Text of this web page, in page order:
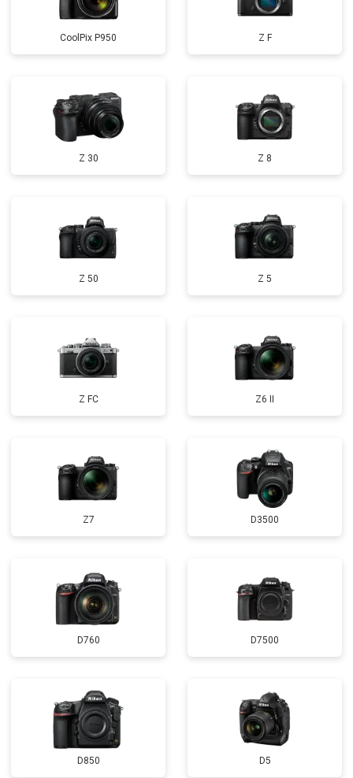
CoolPix P950 Z F
Z 30 Z 8
Z 50 Z 5
Z FC Z6 II
Z7 D3500
D760 D7500
D850 D5